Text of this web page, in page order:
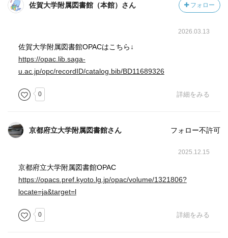
佐賀大学附属図書館（本館）さん フォロー
2026.03.13
佐賀大学附属図書館OPACはこちら↓
https://opac.lib.saga-
u.ac.jp/opc/recordID/catalog.bib/BD11689326
0 詳細をみる
京都府立大学附属図書館さん フォロー不許可
2025.12.15
京都府立大学附属図書館OPAC
https://opacs.pref.kyoto.lg.jp/opac/volume/1321806?
locate=ja&target=l
0 詳細をみる